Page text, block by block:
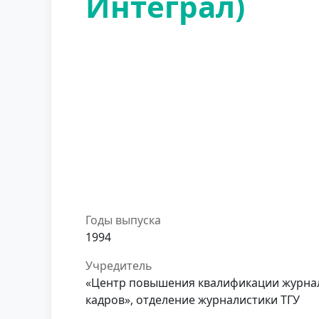
Годы выпуска
1994
Учредитель
«Центр повышения квалификации
кадров», отделение журналистики ТГУ